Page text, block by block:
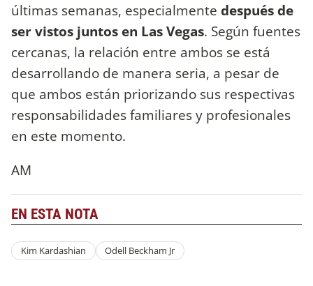
últimas semanas, especialmente después de
ser vistos juntos en Las Vegas. Según fuentes
cercanas, la relación entre ambos se está
desarrollando de manera seria, a pesar de
que ambos están priorizando sus respectivas
responsabilidades familiares y profesionales
en este momento.
AM
EN ESTA NOTA
Kim Kardashian Odell Beckham Jr